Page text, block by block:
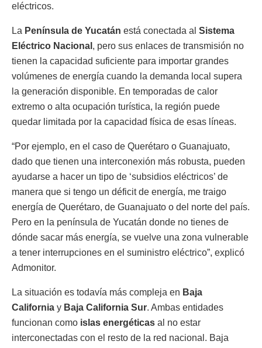
eléctricos.
La Península de Yucatán está conectada al Sistema
Eléctrico Nacional , pero sus enlaces de transmisión no
tienen la capacidad suficiente para importar grandes
volúmenes de energía cuando la demanda local supera
la generación disponible. En temporadas de calor
extremo o alta ocupación turística, la región puede
quedar limitada por la capacidad física de esas líneas.
“Por ejemplo, en el caso de Querétaro o Guanajuato,
dado que tienen una interconexión más robusta, pueden
ayudarse a hacer un tipo de ‘subsidios eléctricos’ de
manera que si tengo un déficit de energía, me traigo
energía de Querétaro, de Guanajuato o del norte del país.
Pero en la península de Yucatán donde no tienes de
dónde sacar más energía, se vuelve una zona vulnerable
a tener interrupciones en el suministro eléctrico”, explicó
Admonitor.
La situación es todavía más compleja en Baja
California y Baja California Sur. Ambas entidades
funcionan como islas energéticas al no estar
interconectadas con el resto de la red nacional. Baja